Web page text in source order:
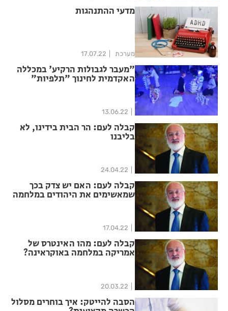
מדעי ההתנהגות
מערכת 17.07.22
"מעבר לגבולות הרקיע' במכללה
האקדמית לחינוך "תלפיות"
13.06.22
קבלה לעם: הר הבית בידינו, לא
בליבנו
24.04.22
קבלה לעם: האם יש צדק בכך
שמאשימים את היהודים במלחמה
17.04.22
קבלה לעם: מהו האינטרס של
אמריקה במלחמה באוקראינה?
20.03.22
הסבה להייטק: איך בוחרים מסלול